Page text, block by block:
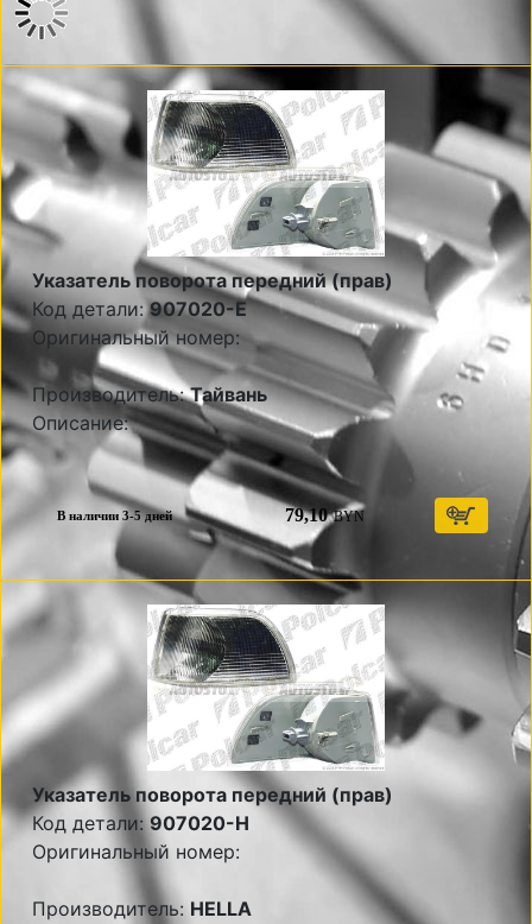
Указатель поворота передний (прав)
Код детали:907020-E
Оригинальный номер:
Производитель:Тайвань
Описание:
В наличии 3-5 дней 79,10 BYN
Указатель поворота передний (прав)
Код детали: 907020-H
Оригинальный номер:
Производитель: HELLA